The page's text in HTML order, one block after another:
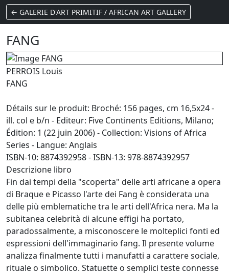
← GALERIE D'ART PRIMITIF / AFRICAN ART GALLERY
FANG
PERROIS Louis
FANG
Détails sur le produit: Broché: 156 pages, cm 16,5x24 -
ill. col e b/n - Editeur: Five Continents Editions, Milano;
Édition: 1 (22 juin 2006) - Collection: Visions of Africa
Series - Langue: Anglais
ISBN-10: 8874392958 - ISBN-13: 978-8874392957
Descrizione libro
Fin dai tempi della "scoperta" delle arti africane a opera
di Braque e Picasso l'arte dei Fang è considerata una
delle più emblematiche tra le arti dell'Africa nera. Ma la
subitanea celebrità di alcune effigi ha portato,
paradossalmente, a misconoscere le molteplici fonti ed
espressioni dell'immaginario fang. Il presente volume
analizza finalmente tutti i manufatti a carattere sociale,
rituale o simbolico. Statuette o semplici teste connesse